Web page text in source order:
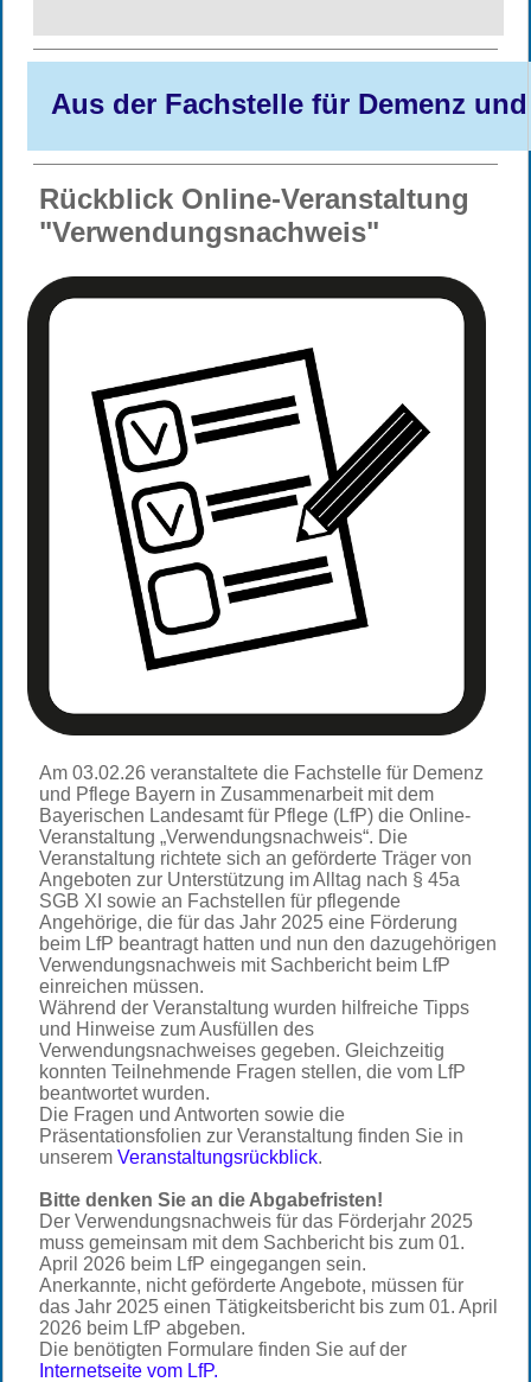
Aus der Fachstelle für Demenz
Rückblick Online-Veranstaltung
"Verwendungsnachweis"
Am 03.02.26 veranstaltete die Fachstelle für Demenz
und Pflege Bayern in Zusammenarbeit mit dem
Bayerischen Landesamt für Pflege (LfP) die Online-
Veranstaltung „Verwendungsnachweis“. Die
Veranstaltung richtete sich an geförderte Träger von
Angeboten zur Unterstützung im Alltag nach § 45a
SGB XI sowie an Fachstellen für pflegende
Angehörige, die für das Jahr 2025 eine Förderung
beim LfP beantragt hatten und nun den dazugehörigen
Verwendungsnachweis mit Sachbericht beim LfP
einreichen müssen.
Während der Veranstaltung wurden hilfreiche Tipps
und Hinweise zum Ausfüllen des
Verwendungsnachweises gegeben. Gleichzeitig
konnten Teilnehmende Fragen stellen, die vom LfP
beantwortet wurden.
Die Fragen und Antworten sowie die
Präsentationsfolien zur Veranstaltung finden Sie in
unserem Veranstaltungsrückblick.
Bitte denken Sie an die Abgabefristen!
Der Verwendungsnachweis für das Förderjahr 2025
muss gemeinsam mit dem Sachbericht bis zum 01.
April 2026 beim LfP eingegangen sein.
Anerkannte, nicht geförderte Angebote, müssen für
das Jahr 2025 einen Tätigkeitsbericht bis zum 01. April
2026 beim LfP abgeben.
Die benötigten Formulare finden Sie auf der
Internetseite vom LfP.